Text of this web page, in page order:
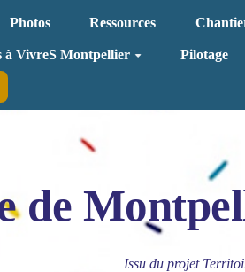
Photos Ressources
à VivreS Montpellier Pilotage
de
Issu du projet